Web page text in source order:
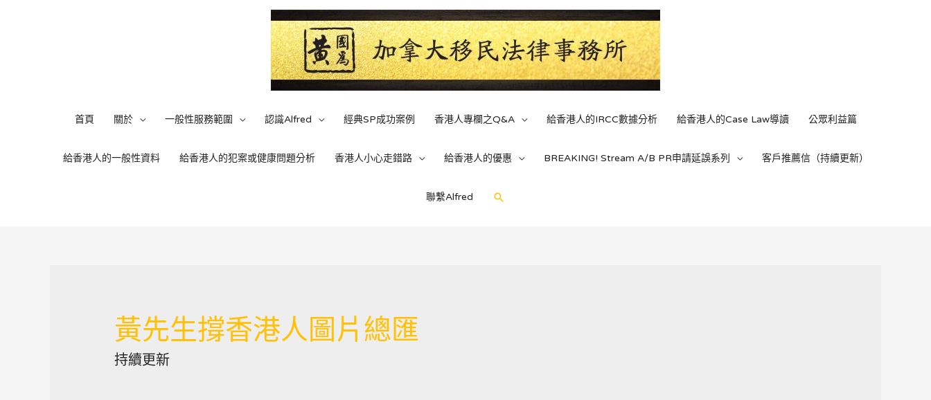
首頁 關於 一般性服務範圍 認識Alfred 經典SP成功案例 香港人專欄之Q&A 給香港人的IRCC數據分析 給香港人的Case Law導讀 公眾利益篇
給香港人的一般性資料 給香港人的犯案或健康問題分析 香港人小心走錯路 給香港人的優惠 BREAKING! Stream A/B PR申請延誤系列 客戶推薦信（持續更新）
聯繫Alfred Search
黃先生撐香港人圖片總匯
持續更新